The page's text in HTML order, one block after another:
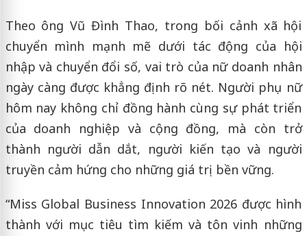
Theo ông Vũ Đình Thao, trong bối cảnh xã hội
chuyển mình mạnh mẽ dưới tác động của hội
nhập và chuyển đổi số, vai trò của nữ doanh nhân
ngày càng được khẳng định rõ nét. Người phụ nữ
hôm nay không chỉ đồng hành cùng sự phát triển
của doanh nghiệp và cộng đồng, mà còn trở
thành người dẫn dắt, người kiến tạo và người
truyền cảm hứng cho những giá trị bền vững.
“Miss Global Business Innovation 2026 được hình
thành với mục tiêu tìm kiếm và tôn vinh những